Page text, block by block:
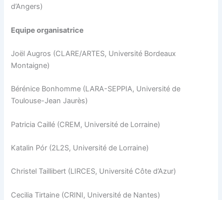
d’Angers)
Equipe organisatrice
Joël Augros (CLARE/ARTES, Université Bordeaux
Montaigne)
Bérénice Bonhomme (LARA-SEPPIA, Université de
Toulouse-Jean Jaurès)
Patricia Caillé (CREM, Université de Lorraine)
Katalin Pór (2L2S, Université de Lorraine)
Christel Taillibert (LIRCES, Université Côte d’Azur)
Cecilia Tirtaine (CRINI, Université de Nantes)